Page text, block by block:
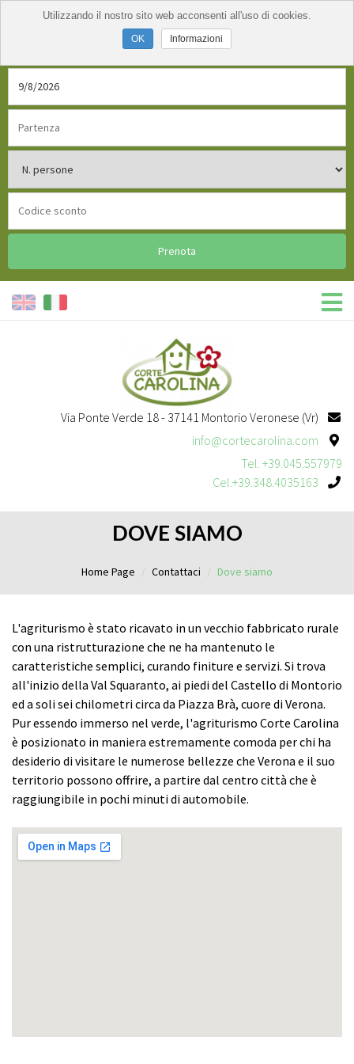
Prenota
Via Ponte Verde 18 - 37141 Montorio Veronese (Vr)
info@cortecarolina.com
Tel. +39.045.557979
Cel.+39.348.4035163
DOVE SIAMO
Home Page Contattaci Dove siamo
L'agriturismo è stato ricavato in un vecchio fabbricato rurale
con una ristrutturazione che ne ha mantenuto le
caratteristiche semplici, curando finiture e servizi. Si trova
all'inizio della Val Squaranto, ai piedi del Castello di Montorio
ed a soli sei chilometri circa da Piazza Brà, cuore di Verona.
Pur essendo immerso nel verde, l'agriturismo Corte Carolina
è posizionato in maniera estremamente comoda per chi ha
desiderio di visitare le numerose bellezze che Verona e il suo
territorio possono offrire, a partire dal centro città che è
raggiungibile in pochi minuti di automobile.
Utilizzando il nostro sito web acconsenti all'uso di cookies.
Informazioni